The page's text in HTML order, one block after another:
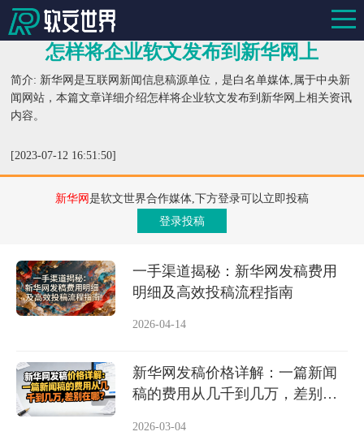
怎样将企业软文发布到新华网上
简介: 新华网是互联网新闻信息稿源单位，是白名单媒体,属于中央新
闻网站，本篇文章详细介绍怎样将企业软文发布到新华网上相关资讯
内容。
[2023-07-12 16:51:50]
新华网是软文世界合作媒体,下方登录可以立即投稿
登录投稿
一手渠道揭秘：新华网发稿费用
明细及高效投稿流程指南
2026-04-14
新华网发稿价格详解：一篇新闻
稿的费用从几千到几万，差别在
2026-03-04